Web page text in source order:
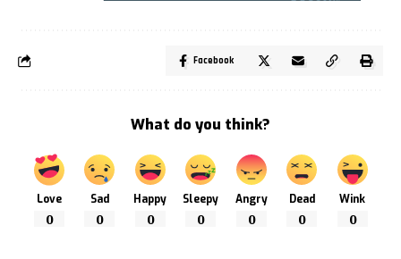
Facebook
What do you think?
Love
0
Sad
0
Happy
0
Sleepy
0
Angry
0
Dead
0
Wink
0